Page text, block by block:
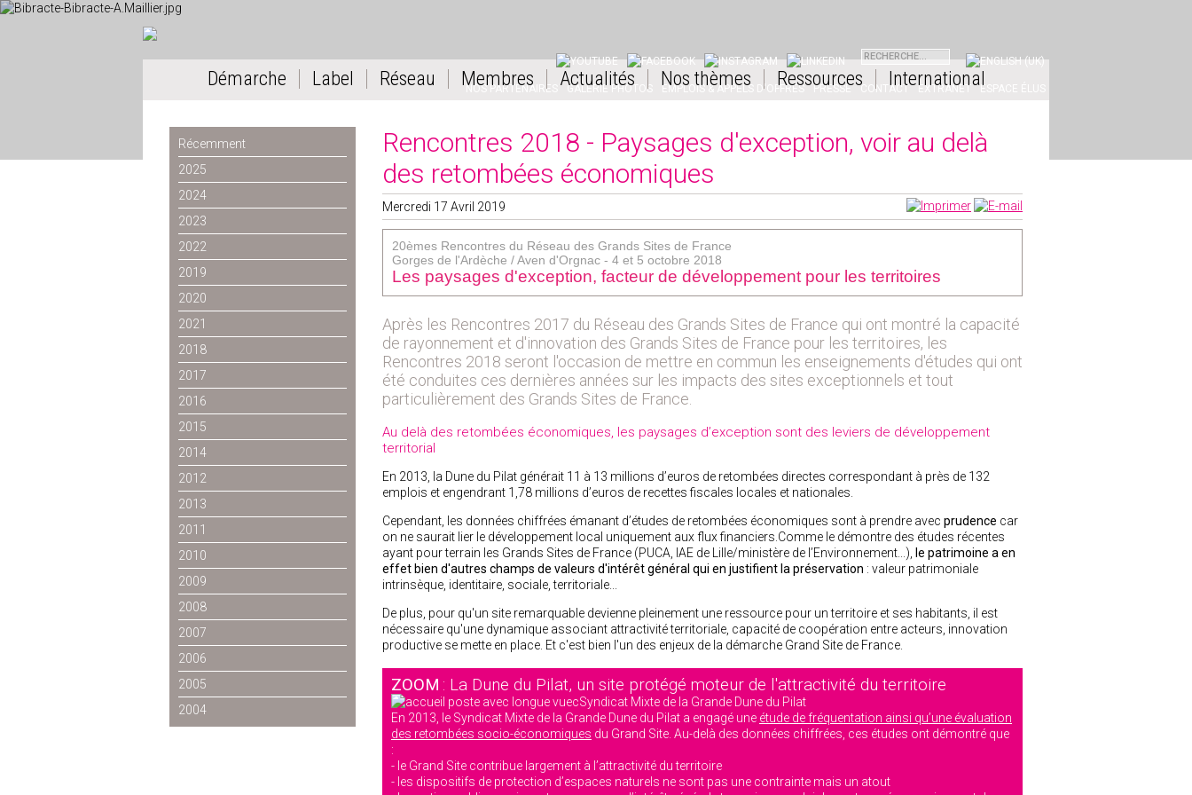
NOS PARTENAIRES GALERIE PHOTOS EMPLOIS & APPELS D'OFFRES PRESSE CONTACT EXTRANET ESPACE ÉLUS
Démarche Label Réseau Membres Actualités Nos thèmes Ressources International
Récemment
2025
2024
2023
2022
2019
2020
2021
2018
2017
2016
2015
2014
2012
2013
2011
2010
2009
2008
2007
2006
2005
2004
Rencontres 2018 - Paysages d'exception, voir au delà
des retombées économiques
Mercredi 17 Avril 2019
20èmes Rencontres du Réseau des Grands Sites de France
Gorges de l'Ardèche / Aven d'Orgnac - 4 et 5 octobre 2018
Les paysages d'exception, facteur de développement pour les territoires
Après les Rencontres 2017 du Réseau des Grands Sites de France qui ont montré la capacité
de rayonnement et d'innovation des Grands Sites de France pour les territoires, les
Rencontres 2018 seront l'occasion de mettre en commun les enseignements d'études qui ont
été conduites ces dernières années sur les impacts des sites exceptionnels et tout
particulièrement des Grands Sites de France.
Au delà des retombées économiques, les paysages d’exception sont des leviers de développement
territorial
En 2013, la Dune du Pilat générait 11 à 13 millions d’euros de retombées directes correspondant à près de 132
emplois et engendrant 1,78 millions d’euros de recettes fiscales locales et nationales.
Cependant, les données chiffrées émanant d’études de retombées économiques sont à prendre avec prudence car
on ne saurait lier le développement local uniquement aux flux financiers.Comme le démontre des études récentes
ayant pour terrain les Grands Sites de France (PUCA, IAE de Lille/ministère de l’Environnement...),
le patrimoine a en
effet bien d'autres champs de valeurs d'intérêt général qui en justifient la préservation : valeur patrimoniale
intrinsèque, identitaire, sociale, territoriale...
De plus, pour qu'un site remarquable devienne pleinement une ressource pour un territoire et ses habitants, il est
nécessaire qu'une dynamique associant attractivité territoriale, capacité de coopération entre acteurs, innovation
productive se mette en place. Et c'est bien l'un des enjeux de la démarche Grand Site de France.
ZOOM : La Dune du Pilat, un site protégé moteur de l'attractivité du territoire
En 2013, le Syndicat Mixte de la Grande Dune du Pilat a engagé une étude de fréquentation ainsi qu’une évaluation
des retombées socio-économiques du Grand Site. Au-delà des données chiffrées, ces études ont démontré que
:
- le Grand Site contribue largement à l’attractivité du territoire
- les dispositifs de protection d’espaces naturels ne sont pas une contrainte mais un atout